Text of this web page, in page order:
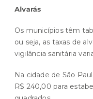
Alvarás
Os municípios têm
ou seja, as taxas de
vigilância sanitária
Na cidade de São
R$ 240,00 para